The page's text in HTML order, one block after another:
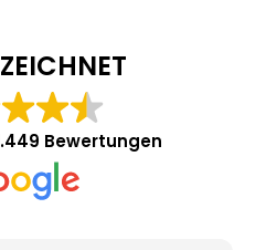
Bewertungen